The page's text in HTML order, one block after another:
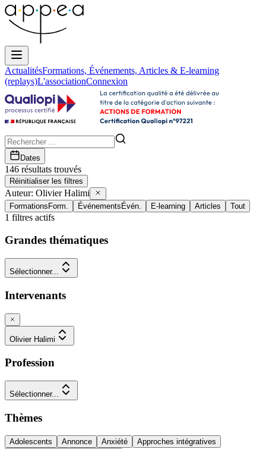
ActualitésFormations, Événements, Articles & E-learning
(replays)L'associationConnexion
Dates
146 résultats trouvés
Réinitialiser les filtres
Auteur: Olivier Halimi
FormationsForm. ÉvénementsÉvén. E-learning Articles Tout
1 filtres actifs
Grandes thématiques
Sélectionner...
Intervenants
Olivier Halimi
Profession
Sélectionner...
Thèmes
Adolescents Annonce Anxiété
Approches intégratives